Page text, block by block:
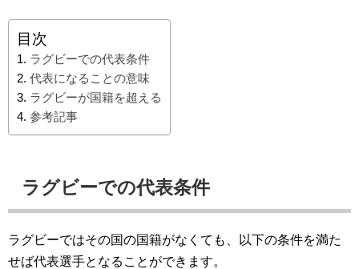
目次
ラグビーでの代表条件
代表になることの意味
ラグビーが国籍を超える
参考記事
ラグビーでの代表条件
ラグビーではその国の国籍がなくても、以下の条件を満た
せば代表選手となることができます。